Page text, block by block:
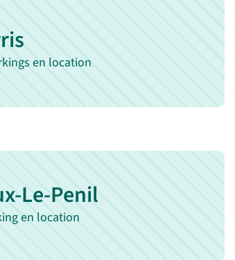
en location
Le-Penil
en location